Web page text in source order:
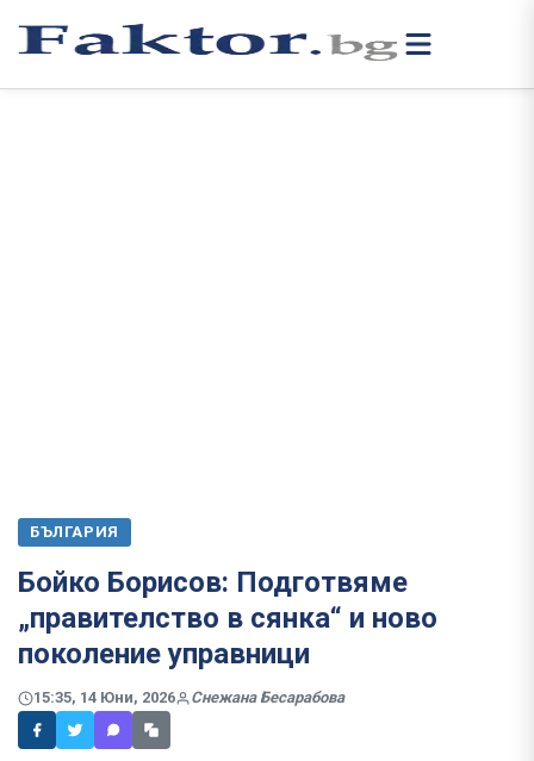
БЪЛГАРИЯ
Бойко Борисов: Подготвяме
„правителство в сянка“ и ново
поколение управници
15:35, 14 Юни, 2026 Снежана Бесарабова